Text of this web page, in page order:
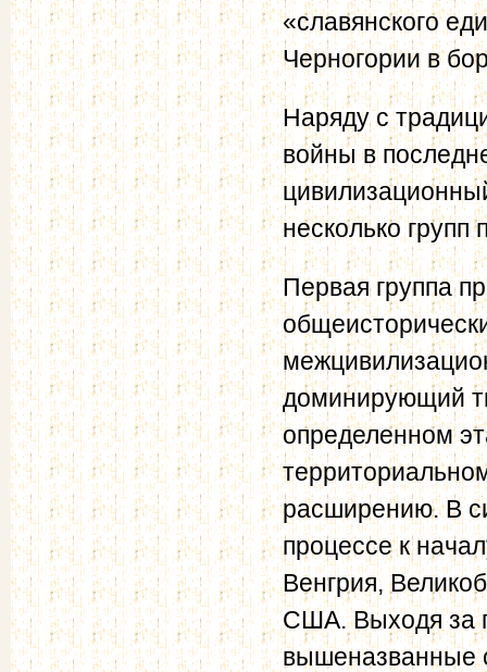
«славянского
Черногории в
Наряду с
войны в
несколько групп
Первая группа
доминирующий
определенном
расширению. В
процессе к
Венгрия,
США. Выходя за
вышеназванные